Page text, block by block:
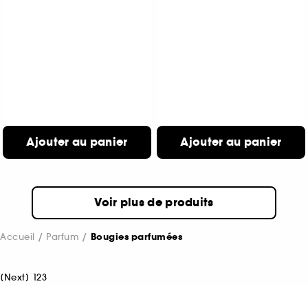
Ajouter au panier Ajouter au panier
Voir plus de produits
Accueil Parfum Bougies parfumées
[Next] 123